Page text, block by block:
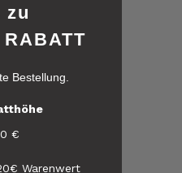
6.242
reviews-io
ich immer wieder sehr
😋
zu
Bestellung.
€
Warenwert